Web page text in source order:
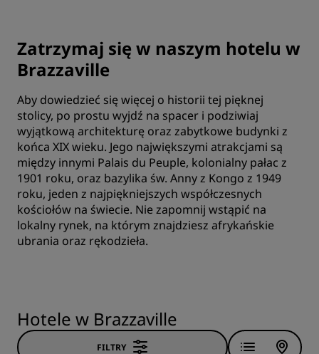
Zatrzymaj się w naszym hotelu w
Brazzaville
Aby dowiedzieć się więcej o historii tej pięknej
stolicy, po prostu wyjdź na spacer i podziwiaj
wyjątkową architekturę oraz zabytkowe budynki z
końca XIX wieku. Jego największymi atrakcjami są
między innymi Palais du Peuple, kolonialny pałac z
1901 roku, oraz bazylika św. Anny z Kongo z 1949
roku, jeden z najpiękniejszych współczesnych
kościołów na świecie. Nie zapomnij wstąpić na
lokalny rynek, na którym znajdziesz afrykańskie
ubrania oraz rękodzieła.
Hotele w Brazzaville
FILTRY